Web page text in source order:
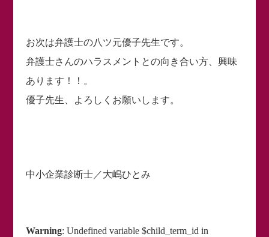
お次は弁護士の八ツ元優子先生です。
弁護士さんのハラスメントとの向き合い方、興味
あります！！。
優子先生、よろしくお願いします。
中小企業診断士／大嶋ひとみ
Warning: Undefined variable $child_term_id in